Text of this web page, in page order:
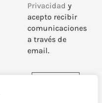
Privacidad y
acepto recibir
comunicaciones
a través de
email.